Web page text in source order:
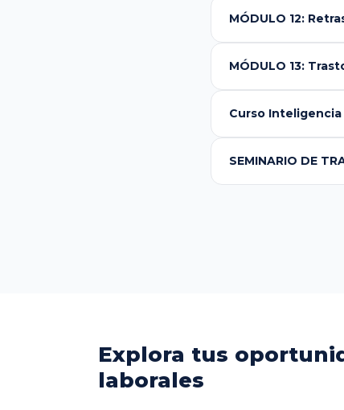
MÓDULO 12:
MÓDULO 13:
Curso
SEMINARIO DE
Explora tus
laborales